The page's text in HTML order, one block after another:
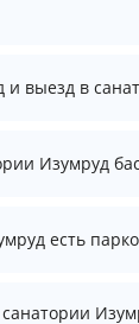
в
рублей.
и выезд в
14:00, а
Изумруд
есть
есть
нет